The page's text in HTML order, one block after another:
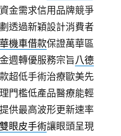
金需求信用品牌競爭
透過新穎設計消費者
機車借款保證萬華區
週轉優服務宗旨八德
超低手術治療歐美先
門檻低產品醫療能輕
供最高波形更新速率
雙眼皮手術讓眼頭呈現